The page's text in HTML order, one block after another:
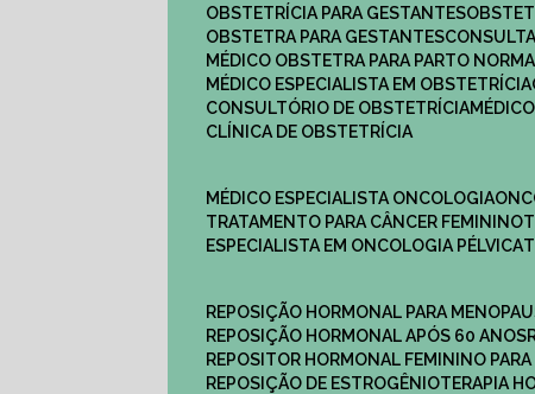
OBSTETRÍCIA PARA GESTANTES
OBSTETRA PARA GESTANTES
MÉDICO OBSTETRA PARA PARTO
MÉDICO ESPECIALISTA EM OBSTETRÍCIA
CONSULTÓRIO DE OBSTETRÍCIA
CLÍNICA DE OBSTETRÍCIA
MÉDICO ESPECIALISTA ONCOLOGIA
TRATAMENTO PARA CÂNCER FEMININO
ESPECIALISTA EM ONCOLOGIA PÉLVICA
REPOSIÇÃO HORMONAL PARA
REPOSIÇÃO HORMONAL APÓS 60 ANOS
REPOSITOR HORMONAL FEMININO
REPOSIÇÃO DE ESTROGÊNIO
TERAPIA